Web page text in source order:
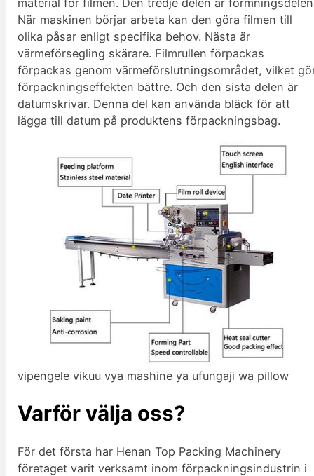
När maskinen börjar arbeta kan den göra filmen till
olika påsar enligt specifika behov. Nästa är
värmeförsegling skärare. Filmrullen förpackas
förpackas genom värmeförslutningsområdet, vilket
förpackningseffekten bättre. Och den sista delen är
datumskrivar. Denna del kan använda bläck för att
lägga till datum på produktens förpackningsbag.
vipengele vikuu vya mashine ya ufungaji wa pillow
Varför välja oss?
För det första har Henan Top Packing Machinery
företaget varit verksamt inom förpackningsindustrin i